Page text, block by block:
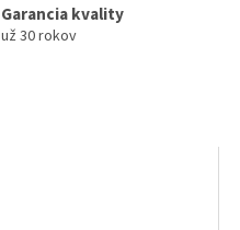
Garancia kvality
už 30 rokov